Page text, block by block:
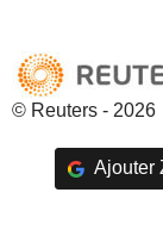
© Reuters - 2026
Ajouter